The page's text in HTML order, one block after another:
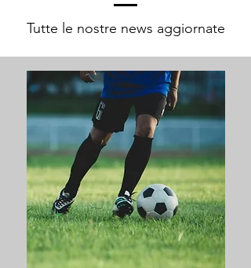
Tutte le nostre news aggiornate